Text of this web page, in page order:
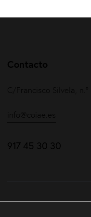
Contacto
C/Francisco Silvela,
info@coiae.es
917 45 30 30
COIAE© 2026. Todos